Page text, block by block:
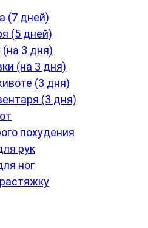
(7 дней)
(5 дней)
3 дня)
(на 3 дня)
(3 дня)
(3 дня)
похудения
рук
ног